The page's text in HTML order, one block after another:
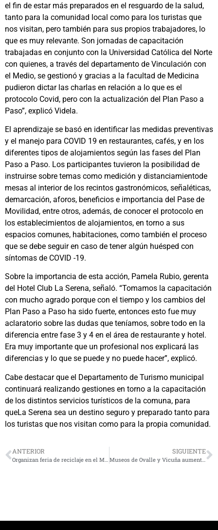
el fin de estar más preparados en el resguardo de la salud,
tanto para la comunidad local como para los turistas que
nos visitan, pero también para sus propios trabajadores, lo
que es muy relevante. Son jornadas de capacitación
trabajadas en conjunto con la Universidad Católica del Norte
con quienes, a través del departamento de Vinculación con
el Medio, se gestionó y gracias a la facultad de Medicina
pudieron dictar las charlas en relación a lo que es el
protocolo Covid, pero con la actualización del Plan Paso a
Paso”, explicó Videla.
El aprendizaje se basó en identificar las medidas preventivas
y el manejo para COVID 19 en restaurantes, cafés, y en los
diferentes tipos de alojamientos según las fases del Plan
Paso a Paso. Los participantes tuvieron la posibilidad de
instruirse sobre temas como medición y distanciamientode
mesas al interior de los recintos gastronómicos, señaléticas,
demarcación, aforos, beneficios e importancia del Pase de
Movilidad, entre otros, además, de conocer el protocolo en
los establecimientos de alojamientos, en torno a sus
espacios comunes, habitaciones, como también el proceso
que se debe seguir en caso de tener algún huésped con
síntomas de COVID -19.
Sobre la importancia de esta acción, Pamela Rubio, gerenta
del Hotel Club La Serena, señaló. “Tomamos la capacitación
con mucho agrado porque con el tiempo y los cambios del
Plan Paso a Paso ha sido fuerte, entonces esto fue muy
aclaratorio sobre las dudas que teníamos, sobre todo en la
diferencia entre fase 3 y 4 en el área de restaurante y hotel.
Era muy importante que un profesional nos explicará las
diferencias y lo que se puede y no puede hacer”, explicó.
Cabe destacar que el Departamento de Turismo municipal
continuará realizando gestiones en torno a la capacitación
de los distintos servicios turísticos de la comuna, para
queLa Serena sea un destino seguro y preparado tanto para
los turistas que nos visitan como para la propia comunidad.
ANTERIOR
Organizan feria de reciclaje en el Mall Plaza La Serena
SIGUIENTE
Museos de Ovalle y Vicuña aumentan días para visitas presenciales